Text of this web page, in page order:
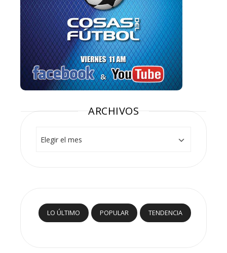
ARCHIVOS
LO ÚLTIMO POPULAR TENDENCIA